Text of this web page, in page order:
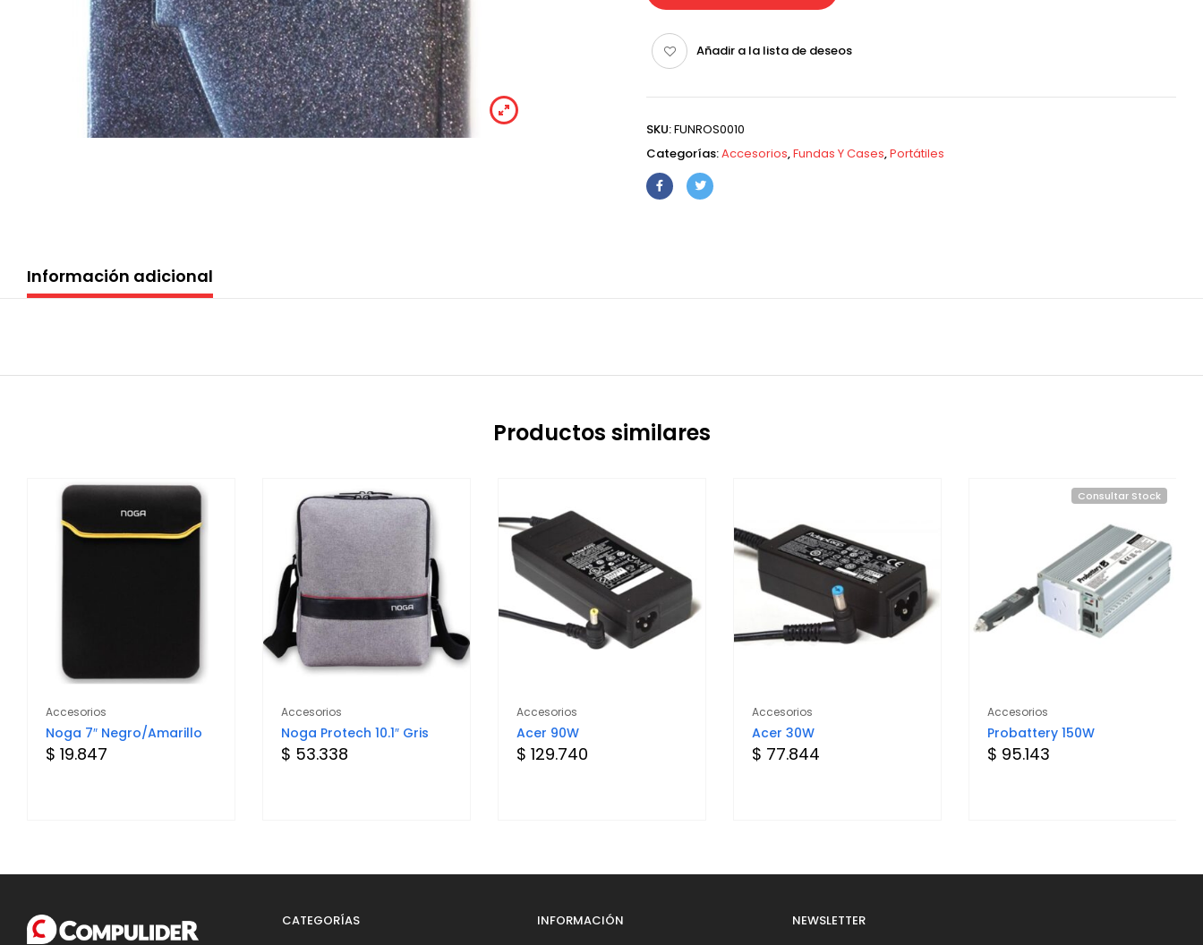
Añadir a la lista de deseos
SKU:FUNROS0010
Categorías:Accesorios,Fundas Y Cases,Portátiles
Información adicional
Productos similares
Accesorios
Noga 7″ Negro/Amarillo
$ 19.847
Accesorios
Noga Protech 10.1″ Gris
$ 53.338
Accesorios
Acer 90W
$ 129.740
Accesorios
Acer 30W
$ 77.844
Consultar Stock
Accesorios
Probattery 150W
$ 95.143
CATEGORÍAS INFORMACIÓN NEWSLETTER